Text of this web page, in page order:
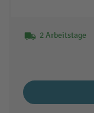
2 Arbeitstage